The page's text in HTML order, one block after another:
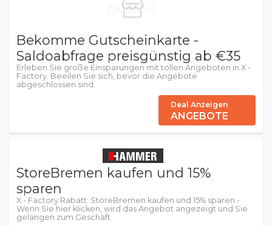
Bekomme Gutscheinkarte -
Saldoabfrage preisgünstig ab €35
Erleben Sie große Einsparungen mit tollen Angeboten in X -
Factory. Beeilen Sie sich, bevor die Angebote
abgeschlossen sind.
Deal Anzeigen
ANGEBOTE
StoreBremen kaufen und 15%
sparen
X - Factory Rabatt: StoreBremen kaufen und 15% sparen -
Wenn Sie hier klicken, wird das Angebot angezeigt und Sie
gelangen zum Geschäft